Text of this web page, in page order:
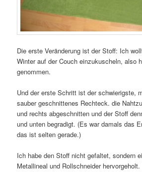
Die erste Veränderung ist der Stoff: Ich
Winter auf der Couch einzukuscheln, also
genommen.
Und der erste Schritt ist der schwierigste,
sauber geschnittenes Rechteck. die
und rechts abgeschnitten und der Stoff
und unten begradigt. (Es war damals das
das ist selten gerade.)
Ich habe den Stoff nicht gefaltet, sondern
Metallineal und Rollschneider